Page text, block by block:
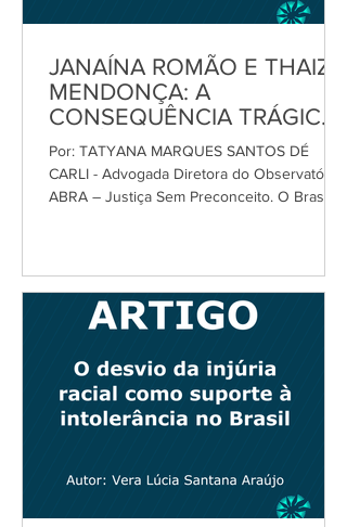
JANAÍNA ROMÃO E THAIZ
MENDONÇA: A
CONSEQUÊNCIA TRÁGICA
DO ÓDIO SEM LIMITE E A
JUSTIÇA TARDIA
Por: TATYANA MARQUES SANTOS DÉ
CARLI - Advogada Diretora do Observatório
ABRA – Justiça Sem Preconceito. O Brasil,